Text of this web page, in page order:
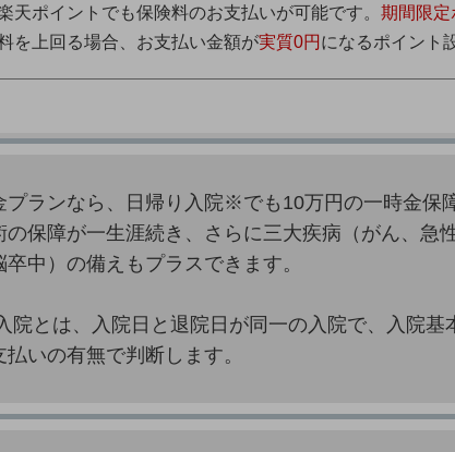
天ポイントでも保険料のお支払いが可能です。 期間限定
を上回る場合、お支払い金額が実質0円 になるポイント
プランなら、日帰り入院※でも10万円の一時金保障
の保障が一生涯続き、さらに三大疾病（がん、急
中）の備えもプラスできます。
院とは、入院日と退院日が同一の入院で、入院基
いの有無で判断します。